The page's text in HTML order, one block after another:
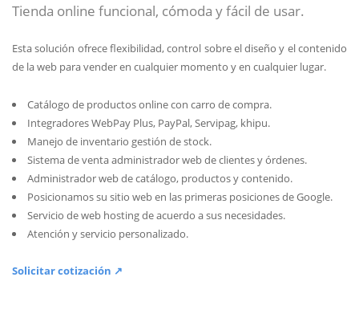
Tienda online funcional, cómoda y fácil de usar.
Esta solución ofrece flexibilidad, control sobre el diseño y el contenido
de la web para vender en cualquier momento y en cualquier lugar.
Catálogo de productos online con carro de compra.
Integradores WebPay Plus, PayPal, Servipag, khipu.
Manejo de inventario gestión de stock.
Sistema de venta administrador web de clientes y órdenes.
Administrador web de catálogo, productos y contenido.
Posicionamos su sitio web en las primeras posiciones de Google.
Servicio de web hosting de acuerdo a sus necesidades.
Atención y servicio personalizado.
Solicitar cotización ↗